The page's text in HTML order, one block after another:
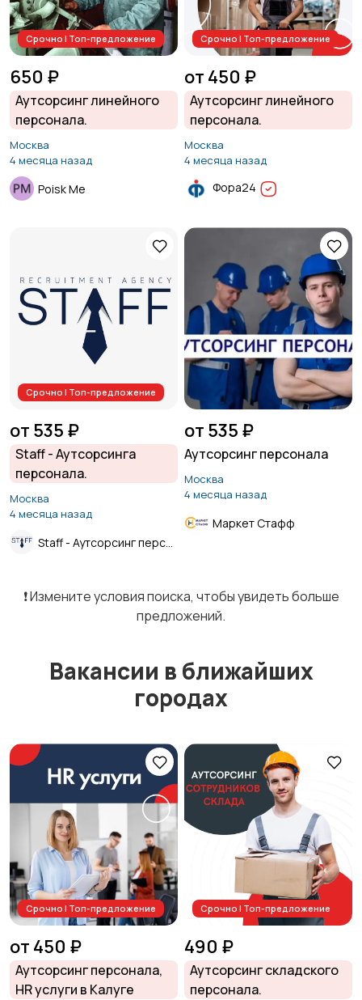
Срочно | Топ-предложение
650 ₽
Аутсорсинг линейного
персонала.
Москва
4 месяца назад
Poisk Me
Срочно | Топ-предложение
от 450 ₽
Аутсорсинг линейного
персонала.
Москва
4 месяца назад
Фора24
Срочно | Топ-предложение
от 535 ₽
Staff - Аутсорсинга
персонала.
Москва
4 месяца назад
от 535 ₽
Аутсорсинг персонала
Москва
4 месяца назад
Маркет Стафф
❗️ Измените условия поиска, чтобы увидеть больше
предложений.
Вакансии в ближайших
городах
Срочно | Топ-предложение
от 450 ₽
Аутсорсинг персонала,
HR услуги в Калуге
Срочно | Топ-предложение
490 ₽
Аутсорсинг складского
персонала.